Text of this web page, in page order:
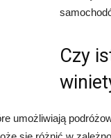
Czy
umożliwiają